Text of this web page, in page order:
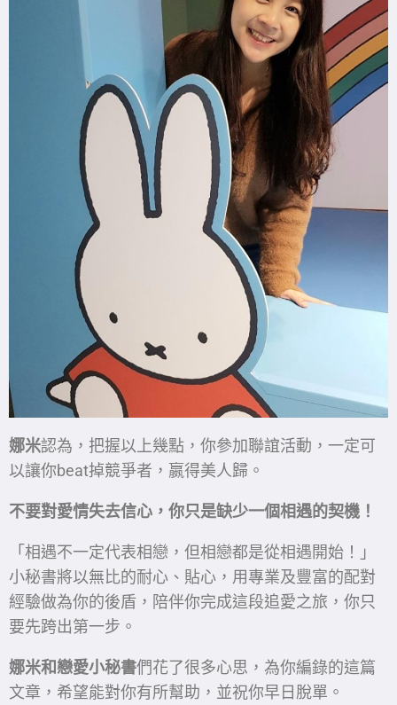
娜米認為，把握以上幾點，你參加聯誼活動，一定可
以讓你beat掉競爭者，嬴得美人歸。
不要對愛情失去信心，你只是缺少一個相遇的契機！
「相遇不一定代表相戀，但相戀都是從相遇開始！」
小秘書將以無比的耐心、貼心，用專業及豐富的配對
經驗做為你的後盾，陪伴你完成這段追愛之旅，你只
要先跨出第一步。
娜米和戀愛小秘書們花了很多心思，為你編錄的這篇
文章，希望能對你有所幫助，並祝你早日脫單。